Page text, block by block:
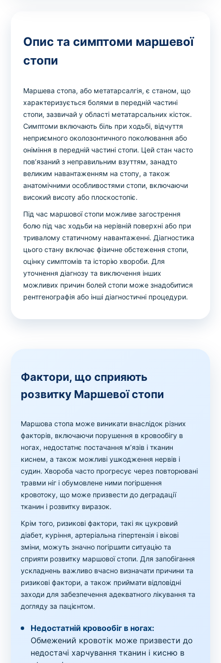
Опис та симптоми маршевої
стопи
Маршева стопа, або метатарсалгія, є станом, що
характеризується болями в передній частині
стопи, зазвичай у області метатарсальних кісток.
Симптоми включають біль при ходьбі, відчуття
неприємного околозонтичного поколювання або
оніміння в передній частині стопи. Цей стан часто
пов’язаний з неправильним взуттям, занадто
великим навантаженням на стопу, а також
анатомічними особливостями стопи, включаючи
високий висоту або плоскостопіє.
Під час маршової стопи можливе загострення
болю під час ходьби на нерівній поверхні або при
тривалому статичному навантаженні. Діагностика
цього стану включає фізичне обстеження стопи,
оцінку симптомів та історію хвороби. Для
уточнення діагнозу та виключення інших
можливих причин болей стопи може знадобитися
рентгенографія або інші діагностичні процедури.
Фактори, що сприяють
розвитку Маршевої стопи
Маршова стопа може виникати внаслідок різних
факторів, включаючи порушення в кровообігу в
ногах, недостатнє постачання м’язів і тканин
киснем, а також можливі ушкодження нервів і
судин. Хвороба часто прогресує через повторювані
травми ніг і обумовлене ними погіршення
кровотоку, що може призвести до деградації
тканин і розвитку виразок.
Крім того, ризикові фактори, такі як цукровий
діабет, куріння, артеріальна гіпертензія і вікові
зміни, можуть значно погіршити ситуацію та
сприяти розвитку маршової стопи. Для запобігання
ускладнень важливо вчасно визначати причини та
ризикові фактори, а також приймати відповідні
заходи для забезпечення адекватного лікування та
догляду за пацієнтом.
Недостатній кровообіг в ногах:
Обмежений кровотік може призвести до
недостачі харчування тканин і кисню в